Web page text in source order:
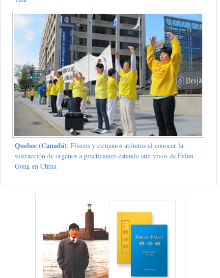
Quebec (Canadá): Físicos y cirujanos atónitos al conocer la
sustracción de órganos a practicantes estando aún vivos de Falun
Gong en China